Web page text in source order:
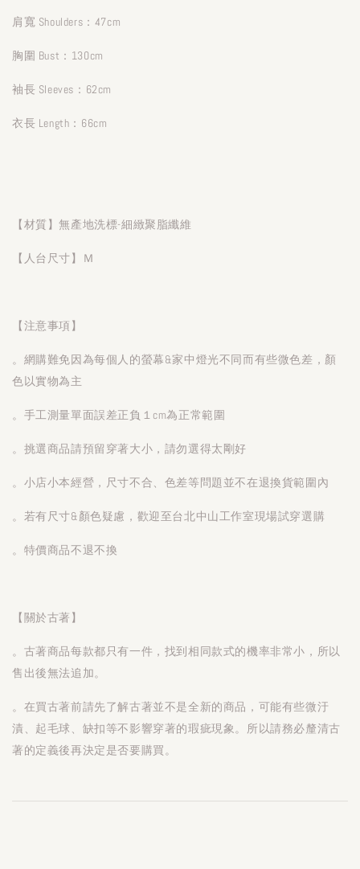
肩寬 Shoulders：47cm
胸圍 Bust：130cm
袖長 Sleeves：62cm
衣長 Length：66cm
【材質】無產地洗標-細緻聚脂纖維
【人台尺寸】Ｍ
【注意事項】
。網購難免因為每個人的螢幕&家中燈光不同而有些微色差，顏
色以實物為主
。手工測量單面誤差正負１cm為正常範圍
。挑選商品請預留穿著大小，請勿選得太剛好
。小店小本經營，尺寸不合、色差等問題並不在退換貨範圍內
。若有尺寸&顏色疑慮，歡迎至台北中山工作室現場試穿選購
。特價商品不退不換
【關於古著】
。古著商品每款都只有一件，找到相同款式的機率非常小，所以
售出後無法追加。
。在買古著前請先了解古著並不是全新的商品，可能有些微汙
漬、起毛球、缺扣等不影響穿著的瑕疵現象。所以請務必釐清古
著的定義後再決定是否要購買。